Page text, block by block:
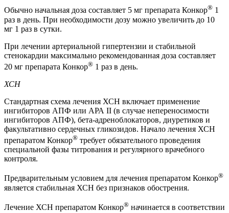
Обычно начальная доза составляет 5 мг препарата Конкор® 1
раз в день. При необходимости дозу можно увеличить до 10
мг 1 раз в сутки.
При лечении артериальной гипертензии и стабильной
стенокардии максимально рекомендованная доза составляет
20 мг препарата Конкор® 1 раз в день.
ХСН
Стандартная схема лечения ХСН включает применение
ингибиторов АПФ или АРА II (в случае непереносимости
ингибиторов АПФ), бета-адреноблокаторов, диуретиков и
факультативно сердечных гликозидов. Начало лечения ХСН
препаратом Конкор® требует обязательного проведения
специальной фазы титрования и регулярного врачебного
контроля.
Предварительным условием для лечения препаратом Конкор®
является стабильная ХСН без признаков обострения.
Лечение ХСН препаратом Конкор® начинается в соответствии